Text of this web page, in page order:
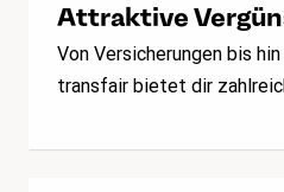
Attraktive
Von Versicherungen bis
transfair bietet dir